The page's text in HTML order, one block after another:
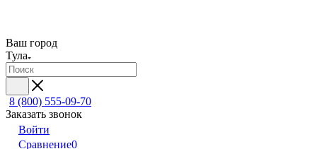
Ваш город
Тула
8 (800) 555-09-70
Заказать звонок
Войти
Сравнение0